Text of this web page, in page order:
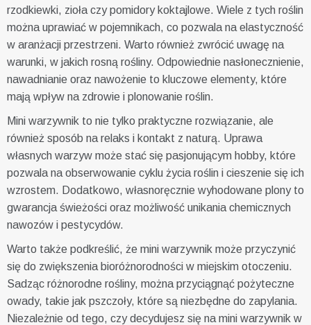
rzodkiewki, zioła czy pomidory koktajlowe. Wiele z tych roślin
można uprawiać w pojemnikach, co pozwala na elastyczność
w aranżacji przestrzeni. Warto również zwrócić uwagę na
warunki, w jakich rosną rośliny. Odpowiednie nasłonecznienie,
nawadnianie oraz nawożenie to kluczowe elementy, które
mają wpływ na zdrowie i plonowanie roślin.
Mini warzywnik to nie tylko praktyczne rozwiązanie, ale
również sposób na relaks i kontakt z naturą. Uprawa
własnych warzyw może stać się pasjonującym hobby, które
pozwala na obserwowanie cyklu życia roślin i cieszenie się ich
wzrostem. Dodatkowo, własnoręcznie wyhodowane plony to
gwarancja świeżości oraz możliwość unikania chemicznych
nawozów i pestycydów.
Warto także podkreślić, że mini warzywnik może przyczynić
się do zwiększenia bioróżnorodności w miejskim otoczeniu.
Sadząc różnorodne rośliny, można przyciągnąć pożyteczne
owady, takie jak pszczoły, które są niezbędne do zapylania.
Niezależnie od tego, czy decydujesz się na mini warzywnik w